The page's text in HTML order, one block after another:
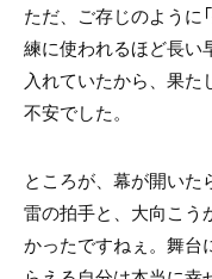
ただ、ご存じのように
練に使われるほど長い
入れていたから、果
不安でした。
ところが、幕が開い
雷の拍手と、大向こう
かったですねぇ。舞台